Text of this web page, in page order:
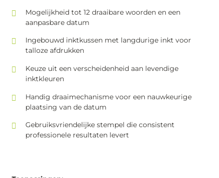
Mogelijkheid tot 12 draaibare woorden en een
aanpasbare datum
Ingebouwd inktkussen met langdurige inkt voor
talloze afdrukken
Keuze uit een verscheidenheid aan levendige
inktkleuren
Handig draaimechanisme voor een nauwkeurige
plaatsing van de datum
Gebruiksvriendelijke stempel die consistent
professionele resultaten levert